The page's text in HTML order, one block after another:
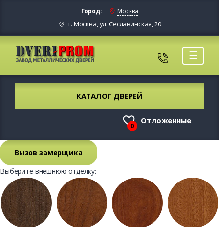
Город: Москва
г. Москва, ул. Сеславинская, 20
☰
КАТАЛОГ ДВЕРЕЙ
0
Отложенные
Вызов замерщика
Выберите внешнюю отделку: